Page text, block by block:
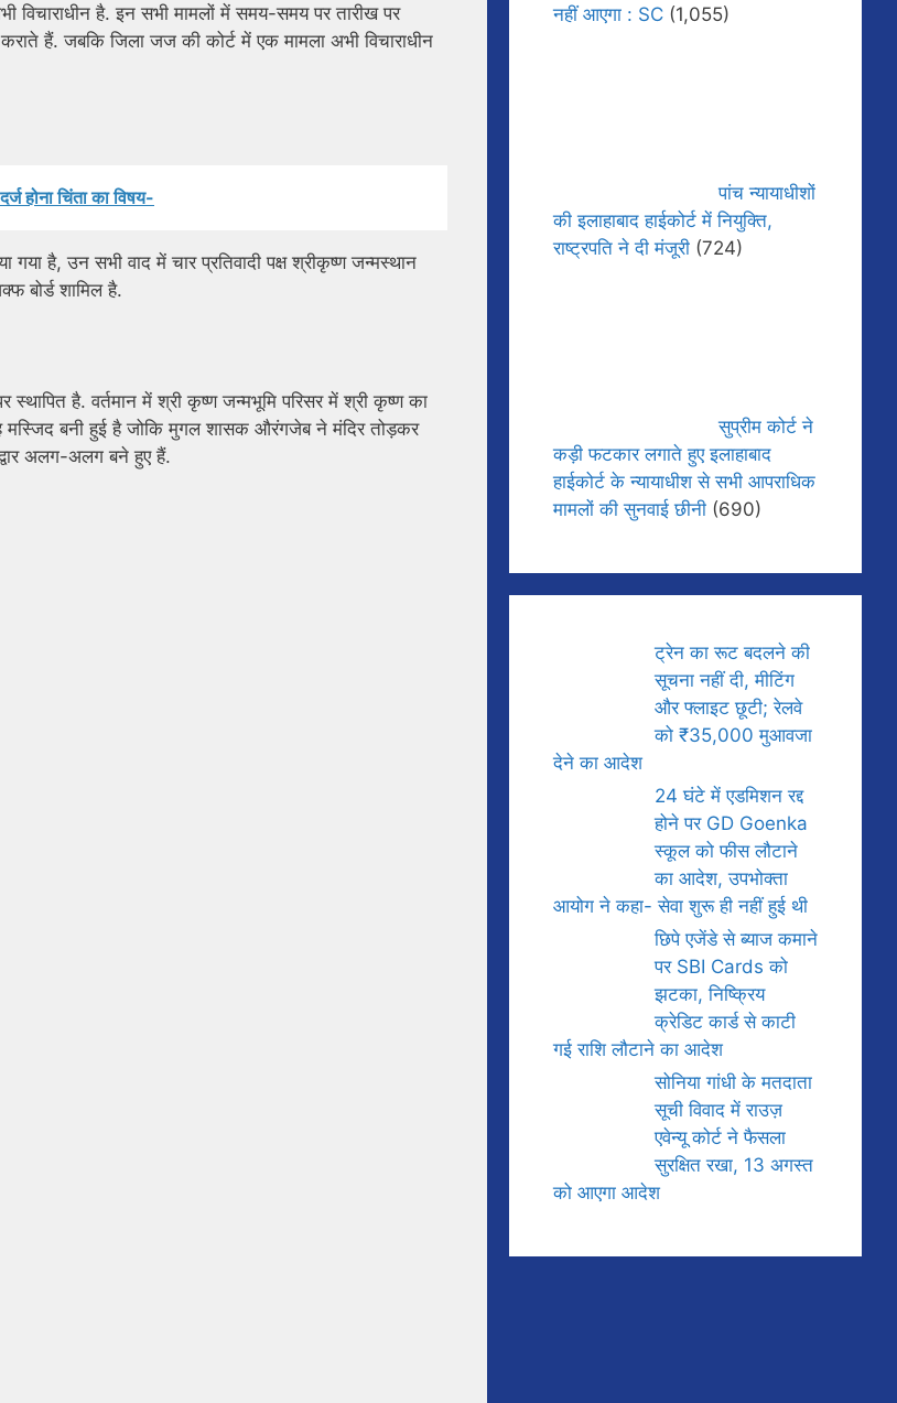
विचाराधीन है. इन सभी मामलों में समय-समय पर तारीख पर
कराते हैं. जबकि जिला जज की कोर्ट में एक मामला अभी विचाराधीन
होना चिंता का विषय-
है, उन सभी वाद में चार प्रतिवादी पक्ष श्रीकृष्ण जन्मस्थान
बोर्ड शामिल है.
है. वर्तमान में श्री कृष्ण जन्मभूमि परिसर में श्री कृष्ण का
मस्जिद बनी हुई है जोकि मुगल शासक औरंगजेब ने मंदिर तोड़कर
अलग-अलग बने हुए हैं.
नहीं आएगा : SC (1,055)
पांच न्यायाधीशों
की इलाहाबाद हाईकोर्ट में नियुक्ति,
राष्ट्रपति ने दी मंजूरी (724)
सुप्रीम कोर्ट ने
कड़ी फटकार लगाते हुए इलाहाबाद
हाईकोर्ट के न्यायाधीश से सभी आपराधिक
मामलों की सुनवाई छीनी (690)
ट्रेन का रूट बदलने की
सूचना नहीं दी, मीटिंग
और फ्लाइट छूटी; रेलवे
को ₹35,000 मुआवजा
देने का आदेश
24 घंटे में एडमिशन रद्द
होने पर GD Goenka
स्कूल को फीस लौटाने
का आदेश, उपभोक्ता
आयोग ने कहा- सेवा शुरू ही नहीं हुई थी
छिपे एजेंडे से ब्याज कमाने
पर SBI Cards को
झटका, निष्क्रिय
क्रेडिट कार्ड से काटी
गई राशि लौटाने का आदेश
सोनिया गांधी के मतदाता
सूची विवाद में राउज़
एवेन्यू कोर्ट ने फैसला
सुरक्षित रखा, 13 अगस्त
को आएगा आदेश